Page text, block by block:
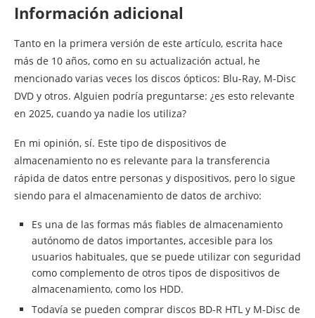
Información adicional
Tanto en la primera versión de este artículo, escrita hace
más de 10 años, como en su actualización actual, he
mencionado varias veces los discos ópticos: Blu-Ray, M-Disc
DVD y otros. Alguien podría preguntarse: ¿es esto relevante
en 2025, cuando ya nadie los utiliza?
En mi opinión, sí. Este tipo de dispositivos de
almacenamiento no es relevante para la transferencia
rápida de datos entre personas y dispositivos, pero lo sigue
siendo para el almacenamiento de datos de archivo:
Es una de las formas más fiables de almacenamiento
autónomo de datos importantes, accesible para los
usuarios habituales, que se puede utilizar con seguridad
como complemento de otros tipos de dispositivos de
almacenamiento, como los HDD.
Todavía se pueden comprar discos BD-R HTL y M-Disc de